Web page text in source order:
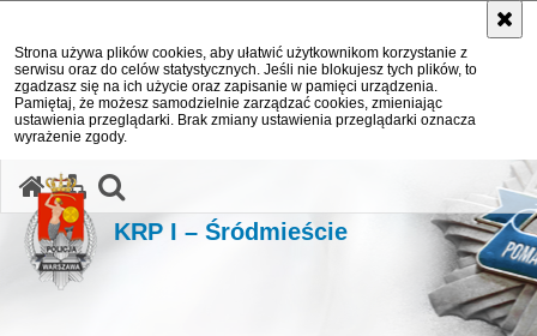
Strona używa plików cookies, aby ułatwić użytkownikom korzystanie z
serwisu oraz do celów statystycznych. Jeśli nie blokujesz tych plików, to
zgadzasz się na ich użycie oraz zapisanie w pamięci urządzenia.
Pamiętaj, że możesz samodzielnie zarządzać cookies, zmieniając
ustawienia przeglądarki. Brak zmiany ustawienia przeglądarki oznacza
wyrażenie zgody.
KRP I – Śródmieście